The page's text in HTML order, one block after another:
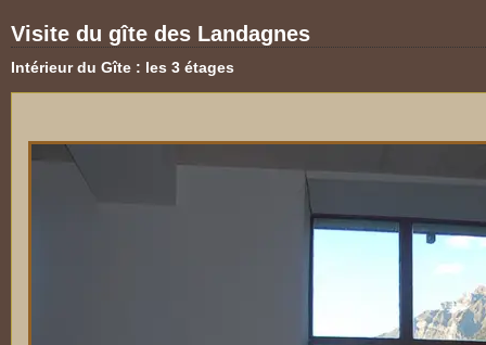
Visite du gîte des Landagnes
Intérieur du Gîte : les 3 étages